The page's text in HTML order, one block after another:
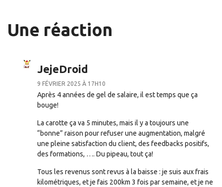
Une réaction
JejeDroid
9 FÉVRIER 2025 À 17H10
Après 4 années de gel de salaire, il est temps que ça
bouge!
La carotte ça va 5 minutes, mais il y a toujours une
“bonne” raison pour refuser une augmentation, malgré
une pleine satisfaction du client, des feedbacks positifs,
des formations, …. Du pipeau, tout ça!
Tous les revenus sont revus à la baisse : je suis aux frais
kilométriques, et je fais 200km 3 fois par semaine, et je ne